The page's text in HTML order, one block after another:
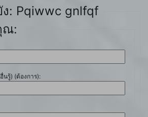
: Pqiwwc gnlfqf
ณ:
นรู้) (ต้องการ):